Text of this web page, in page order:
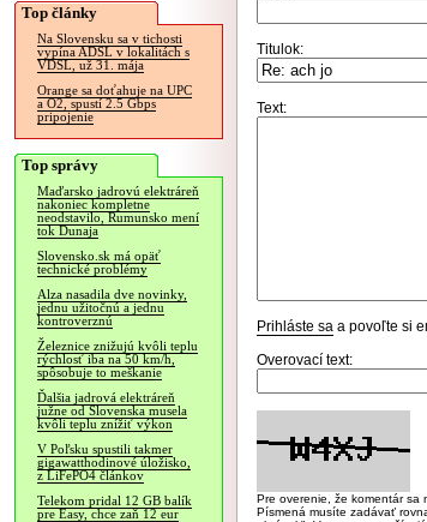
Top články
Na Slovensku sa v tichosti
vypína ADSL v lokalitách s
VDSL, už 31. mája
Orange sa doťahuje na UPC
a O2, spustí 2.5 Gbps
pripojenie
Top správy
Maďarsko jadrovú elektráreň
nakoniec kompletne
neodstavilo, Rumunsko mení
tok Dunaja
Slovensko.sk má opäť
technické problémy
Alza nasadila dve novinky,
jednu užitočnú a jednu
kontroverznú
Železnice znižujú kvôli teplu
rýchlosť iba na 50 km/h,
spôsobuje to meškanie
Ďalšia jadrová elektráreň
južne od Slovenska musela
kvôli teplu znížiť výkon
V Poľsku spustili takmer
gigawatthodinové úložisko,
z LiFePO4 článkov
Telekom pridal 12 GB balík
pre Easy, chce zaň 12 eur
Titulok:
Text:
Prihláste sa a povoľte si
Overovací text:
Pre overenie, že komentár sa
Písmená musíte zadávať